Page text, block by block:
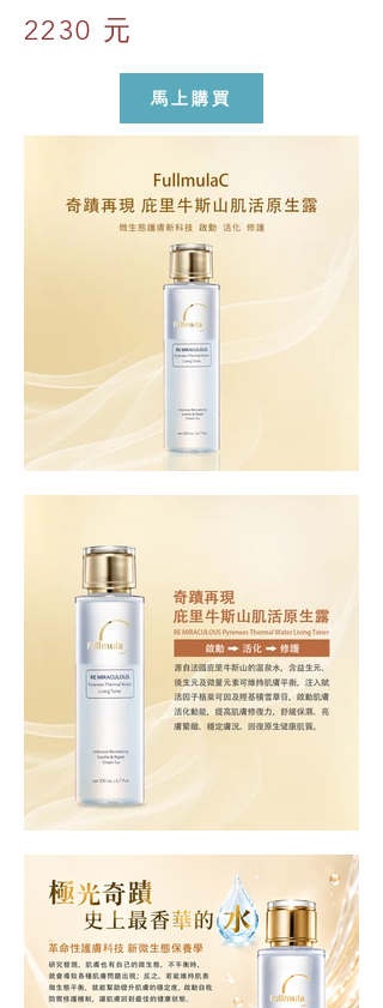
2230 元
馬上購買